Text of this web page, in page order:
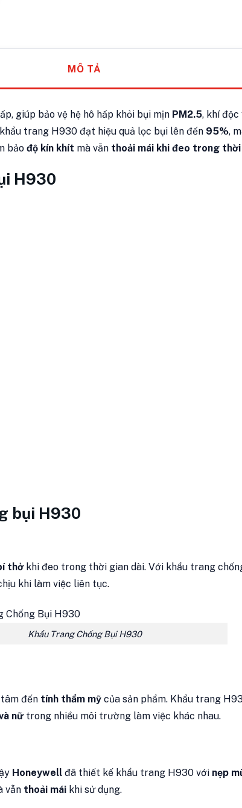
MÔ TẢ
giúp bảo vệ hệ hô hấp khỏi bụi mịn PM2.5, khí
trang H930 đạt hiệu quả lọc bụi lên đến 95%,
bảo độ kín khít mà vẫn thoải mái khi đeo trong thời
H930
bụi H930
thởkhi đeo trong thời gian dài. Với khẩu trang
khi làm việc liên tục.
Khẩu Trang Chống Bụi H930
đến tính thẩm mỹ của sản phẩm. Khẩu trang
nữtrong nhiều môi trường làm việc khác nhau.
Honeywell đã thiết kế khẩu trang H930 với nẹp
vẫn thoải mái khi sử dụng.